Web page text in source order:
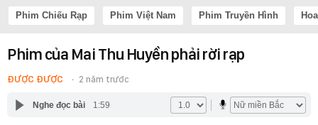
Phim Chiếu Rạp Phim Việt Nam Phim Truyền Hình
Phim của Mai Thu Huyền phải rời rạp
ĐƯỢC ĐƯỢC 2 năm trước
Nghe đọc bài 1:59